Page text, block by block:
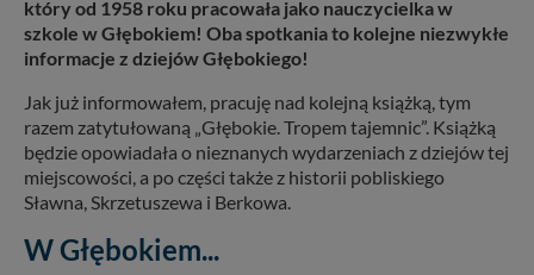
który od 1958 roku pracowała jako nauczycielka w
szkole w Głębokiem! Oba spotkania to kolejne niezwykłe
informacje z dziejów Głębokiego!
Jak już informowałem, pracuję nad kolejną książką, tym
razem zatytułowaną „Głębokie. Tropem tajemnic”. Książką
będzie opowiadała o nieznanych wydarzeniach z dziejów tej
miejscowości, a po części także z historii pobliskiego
Sławna, Skrzetuszewa i Berkowa.
W Głębokiem...